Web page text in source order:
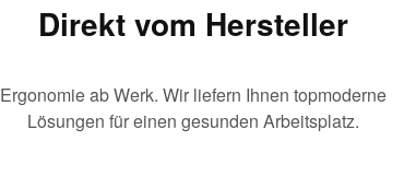
Direkt vom Hersteller
Ergonomie ab Werk. Wir liefern Ihnen topmoderne
Lösungen für einen gesunden Arbeitsplatz.